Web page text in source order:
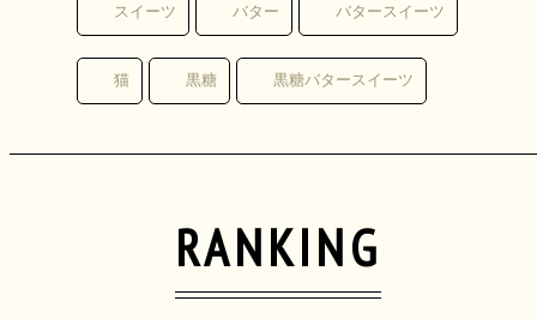
スイーツ バター バタースイーツ
猫 黒糖 黒糖バタースイーツ
RANKING